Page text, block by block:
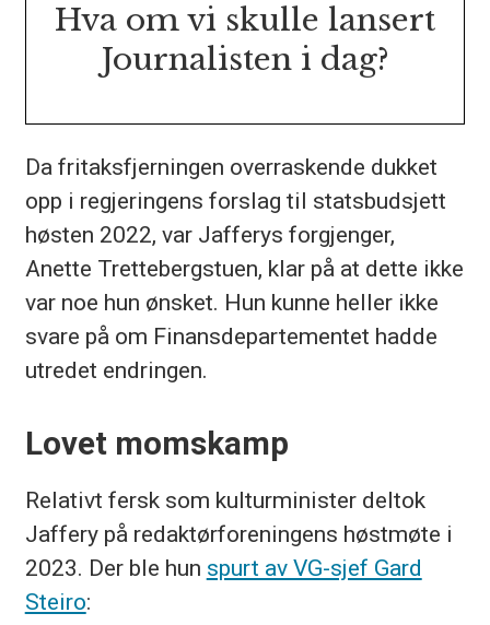
Hva om vi skulle lansert
Journalisten i dag?
Da fritaksfjerningen overraskende dukket
opp i regjeringens forslag til statsbudsjett
høsten 2022, var Jafferys forgjenger,
Anette Trettebergstuen, klar på at dette ikke
var noe hun ønsket. Hun kunne heller ikke
svare på om Finansdepartementet hadde
utredet endringen.
Lovet momskamp
Relativt fersk som kulturminister deltok
Jaffery på redaktørforeningens høstmøte i
2023. Der ble hun spurt av VG-sjef Gard
Steiro: